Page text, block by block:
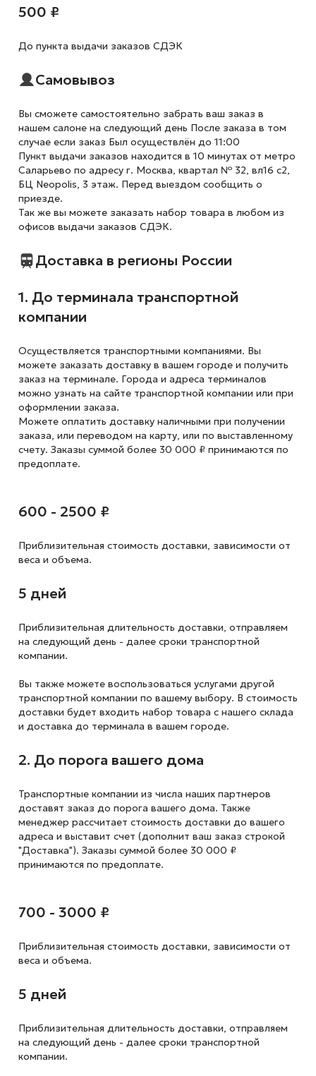
500 ₽
До пункта выдачи заказов СДЭК
Самовывоз
Вы сможете самостоятельно забрать ваш заказ в
нашем салоне на следующий день После заказа в том
случае если заказ Был осуществлён до 11:00
Пункт выдачи заказов находится в 10 минутах от метро
Саларьево по адресу г. Москва, квартал № 32, вл16 с2,
БЦ Neopolis, 3 этаж. Перед выездом сообщить о
приезде.
Так же вы можете заказать набор товара в любом из
офисов выдачи заказов СДЭК.
Доставка в регионы России
1. До терминала транспортной
компании
Осуществляется транспортными компаниями. Вы
можете заказать доставку в вашем городе и получить
заказ на терминале. Города и адреса терминалов
можно узнать на сайте транспортной компании или при
оформлении заказа.
Можете оплатить доставку наличными при получении
заказа, или переводом на карту, или по выставленному
счету. Заказы суммой более 30 000 ₽ принимаются по
предоплате.
600 - 2500 ₽
Приблизительная стоимость доставки, зависимости от
веса и объема.
5 дней
Приблизительная длительность доставки, отправляем
на следующий день - далее сроки транспортной
компании.
Вы также можете воспользоваться услугами другой
транспортной компании по вашему выбору. В стоимость
доставки будет входить набор товара с нашего склада
и доставка до терминала в вашем городе.
2. До порога вашего дома
Транспортные компании из числа наших партнеров
доставят заказ до порога вашего дома. Также
менеджер рассчитает стоимость доставки до вашего
адреса и выставит счет (дополнит ваш заказ строкой
"Доставка"). Заказы суммой более 30 000 ₽
принимаются по предоплате.
700 - 3000 ₽
Приблизительная стоимость доставки, зависимости от
веса и объема.
5 дней
Приблизительная длительность доставки, отправляем
на следующий день - далее сроки транспортной
компании.